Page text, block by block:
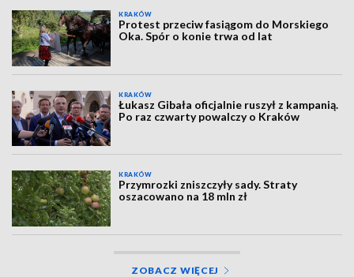
KRAKÓW
Protest przeciw fasiągom do Morskiego
Oka. Spór o konie trwa od lat
KRAKÓW
Łukasz Gibała oficjalnie ruszył z kampanią.
Po raz czwarty powalczy o Kraków
KRAKÓW
Przymrozki zniszczyły sady. Straty
oszacowano na 18 mln zł
ZOBACZ WIĘCEJ